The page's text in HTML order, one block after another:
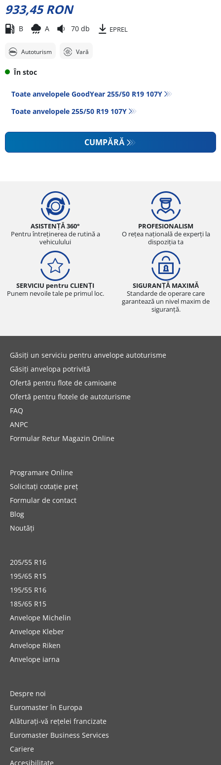
933,45 RON
B A 70 db EPREL
Autoturism Vară
În stoc
Toate anvelopele GoodYear 255/50 R19 107Y
Toate anvelopele‎ 255/50 R19 107Y
CUMPĂRĂ
ASISTENȚĂ 360°
Pentru întreținerea de rutină a
vehiculului
PROFESIONALISM
O rețea națională de experți la
dispoziția ta
SERVICIU pentru CLIENȚI
Punem nevoile tale pe primul loc.
SIGURANȚĂ MAXIMĂ
Standarde de operare care
garantează un nivel maxim de
siguranță.
Găsiți un serviciu pentru anvelope autoturisme
Găsiți anvelopa potrivită
Ofertă pentru flote de camioane
Ofertă pentru flotele de autoturisme
FAQ
ANPC
Formular Retur Magazin Online
Programare Online
Solicitați cotație preț
Formular de contact
Blog
Noutăți
205/55 R16
195/65 R15
195/55 R16
185/65 R15
Anvelope Michelin
Anvelope Kleber
Anvelope Riken
Anvelope iarna
Despre noi
Euromaster în Europa
Alăturați-vă rețelei francizate
Euromaster Business Services
Cariere
Accesibilitate